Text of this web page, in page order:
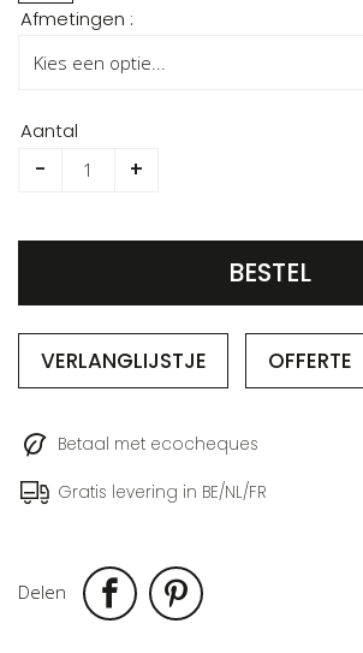
Ga
het
van
afbeeldingen-
Afmetingen :
Aantal
- +
BESTEL
VERLANGLIJSTJE OFFERTE
Betaal met ecocheques
Gratis levering in BE/NL/FR
Delen